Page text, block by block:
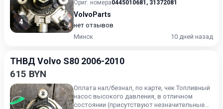
4
Ориг. номера0445010681 , 31372081
VolvoParts
нет отзывов
Минск
10 дней назад
ТНВД Volvo S80 2006-2010
615 BYN
Оплата нал/безнал, по карте, чек Топливный
насос высокого давления, в отличном
состоянии (присутствуют незначительные